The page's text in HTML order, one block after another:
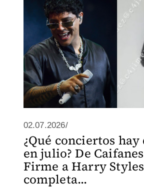
02.07.2026/
¿Qué conciertos
en julio? De
Firme a Harry
completa...